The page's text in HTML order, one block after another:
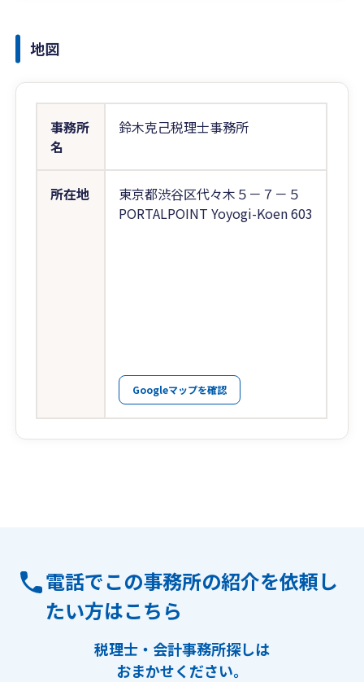
地図
事務所
名
鈴木克己税理士事務所
所在地
東京都渋谷区代々木５－７－５
PORTALPOINT Yoyogi-Koen 603
Googleマップを確認
電話でこの事務所の紹介を依頼し
たい方はこちら
税理士・会計事務所探しは
おまかせください。